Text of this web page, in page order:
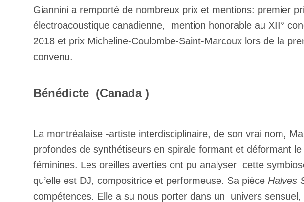
Giannini a remporté de nombreux prix et mentions: premier
électroacoustique canadienne, mention honorable au XII°
2018 et prix Micheline-Coulombe-Saint-Marcoux lors de la
convenu.
Bénédicte (Canada )
La montréalaise -artiste interdisciplinaire, de son vrai nom,
profondes de synthétiseurs en spirale formant et déformant
féminines. Les oreilles averties ont pu analyser cette
qu’elle est DJ, compositrice et performeuse. Sa pièce Halves
compétences. Elle a su nous porter dans un univers